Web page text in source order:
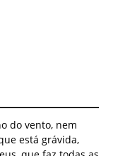
do vento, nem
está grávida,